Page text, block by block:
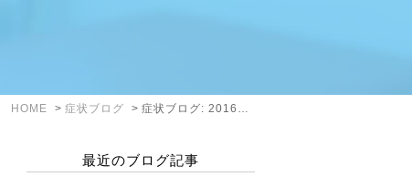
HOME 症状ブログ 症状ブログ: 2016年5月
最近のブログ記事